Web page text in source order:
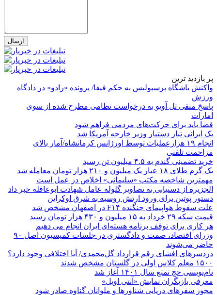
پر بازدید ترین
واکنش باشگاه پرسپولیس به حکم فیفا/ پرونده «رادو» در دادگاه
ورزش
پاسخ منفی تل آویو به درخواست نظامی مطرح شده از سوی
امارات
فضا باید برای حرکت‌های مردمی فراهم شود
یک ایرانی تبار دستیار وزیر خارجه آمریکا شد
انجام ۱۹ هزارعملیات توسط اورژانس کرمانشاه/آمار بالای
مزاحمت تلفنی
خرید تضمینی گندم به ۴.۵ میلیون تن رسید
یک گرم طلای ۱۸ عیار یک میلیون و ۲۱۰ هزار تومان معامله شد
مهمترین شاخصه مکتب «سلیمانی» اخلاص در عمل است
الجزیره از دستیابی به تصاویر گلوله عامل شهادت ابوعاقله خبر داد
دستور پوتین برای ورود ارتش روسیه به شرق اوکراین
علت سقوط هواپیمای جنگنده F۱۴ در اصفهان مشخص شد
قیمت سکه ۲۹ خرداد به ۱۵ میلیون و ۴۳۰ هزار تومان رسید
هر کاری برای توقف برنامه هسته‌ای ایران انجام می دهیم
وزرای اقتصاد، صمت و دادگستری در جلسات کمیسیون اصل ۹۰
حاضر می‌شوند
دردسرهای افشای رقم قرارداد گل‌محمدی/ آیا اختلافی وجود دارد؟
۱۵۰۰ معلم کلاس اولی در گلستان مشخص شدند
نام‌نویسی حج تمتع سال ۱۴۰۱ آغاز شد
معرفی بازیگران نمایش «آنتی اویل»
مجوز سفرهای دریایی شناورها و ملوانان گناوه صادر شود